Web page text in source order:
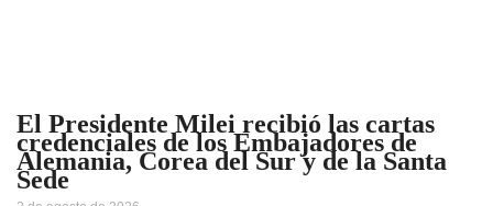
El Presidente Milei recibió las cartas
credenciales de los Embajadores de
Alemania, Corea del Sur y de la Santa
Sede